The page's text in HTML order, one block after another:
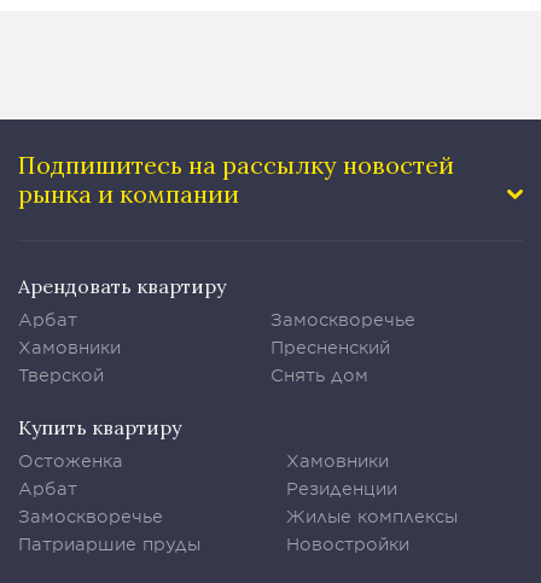
Подпишитесь на рассылку новостей
рынка и компании
Арендовать квартиру
Арбат
Хамовники
Тверской
Замоскворечье
Пресненский
Снять дом
Купить квартиру
Остоженка
Арбат
Замоскворечье
Патриаршие пруды
Хамовники
Резиденции
Жилые комплексы
Новостройки